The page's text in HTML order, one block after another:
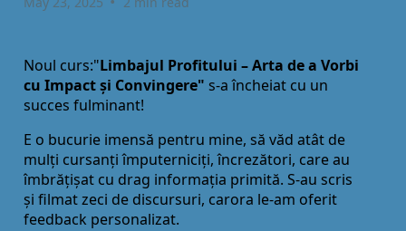
Noul curs:"Limbajul Profitului – Arta de a Vorbi
cu Impact și Convingere" s-a încheiat cu un
succes fulminant!
E o bucurie imensă pentru mine, să văd atât de
mulți cursanți împuterniciți, încrezători, care au
îmbrățișat cu drag informația primită. S-au scris
și filmat zeci de discursuri, carora le-am oferit
feedback personalizat.